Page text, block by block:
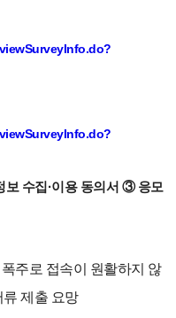
수집·이용 동의서 ③ 응모
주로 접속이 원활하지 않
류 제출 요망